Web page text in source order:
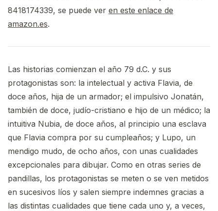
8418174339, se puede ver en este enlace de
amazon.es.
Las historias comienzan el año 79 d.C. y sus
protagonistas son: la intelectual y activa Flavia, de
doce años, hija de un armador; el impulsivo Jonatán,
también de doce, judío-cristiano e hijo de un médico; la
intuitiva Nubia, de doce años, al principio una esclava
que Flavia compra por su cumpleaños; y Lupo, un
mendigo mudo, de ocho años, con unas cualidades
excepcionales para dibujar. Como en otras series de
pandillas, los protagonistas se meten o se ven metidos
en sucesivos líos y salen siempre indemnes gracias a
las distintas cualidades que tiene cada uno y, a veces,